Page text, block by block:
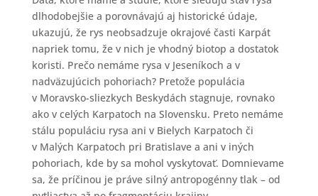
dlhodobejšie a porovnávajú aj historické údaje,
ukazujú, že rys neobsadzuje okrajové časti Karpát
napriek tomu, že v nich je vhodný biotop a dostatok
koristi. Prečo nemáme rysa v Jeseníkoch a v
nadväzujúcich pohoriach? Pretože populácia
v Moravsko-sliezkych Beskydách stagnuje, rovnako
ako v celých Karpatoch na Slovensku. Preto nemáme
stálu populáciu rysa ani v Bielych Karpatoch či
v Malých Karpatoch pri Bratislave a ani v iných
pohoriach, kde by sa mohol vyskytovať. Domnievame
sa, že príčinou je práve silný antropogénny tlak – od